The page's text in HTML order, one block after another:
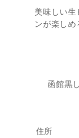
美味しい生
ンが楽しめ
函館黒
住所